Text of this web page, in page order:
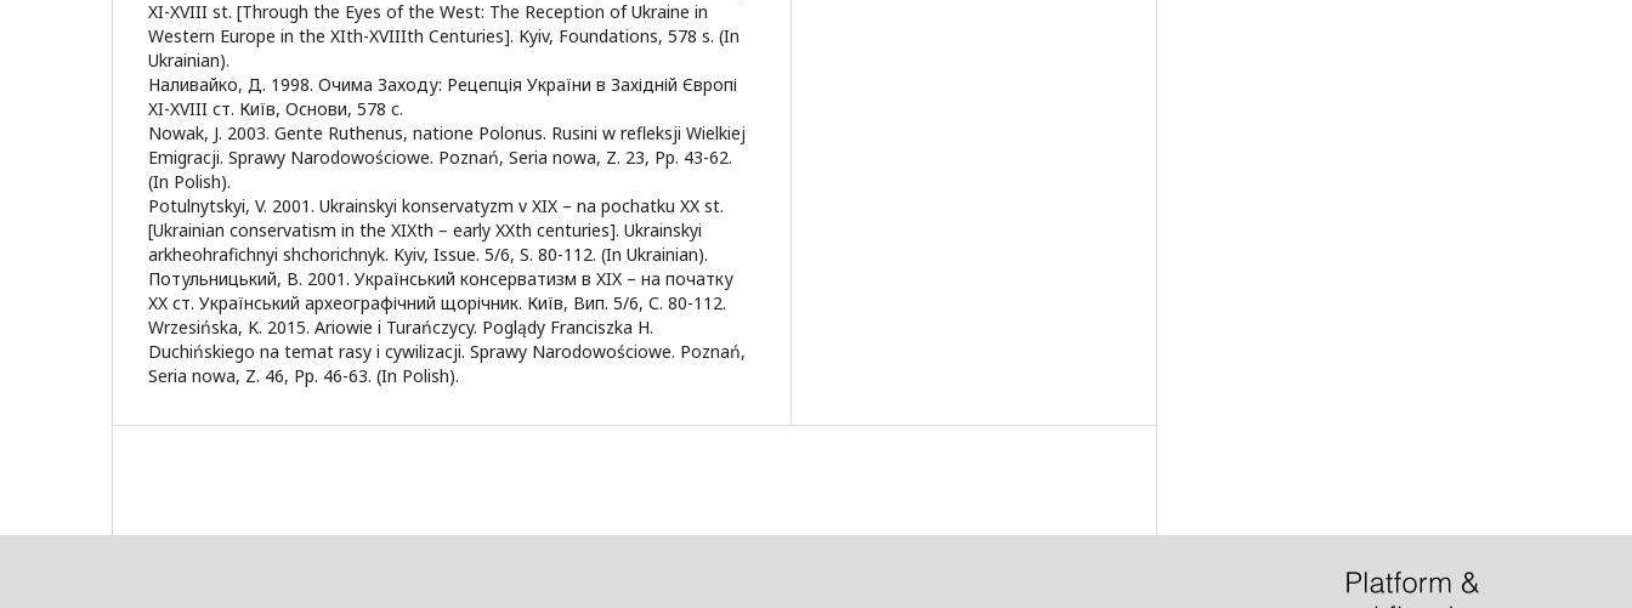
XI-XVIII st. [Through the Eyes of the West: The Reception of Ukraine in
Western Europe in the XIth-XVIIIth Centuries]. Kyiv, Foundations, 578 s. (In
Ukrainian).
Наливайко, Д. 1998. Очима Заходу: Рецепція України в Західній Європі
XI-XVIII ст. Київ, Основи, 578 c.
Nowak, J. 2003. Gente Ruthenus, natione Polonus. Rusini w refleksji Wielkiej
Emigracji. Sprawy Narodowościowe. Poznań, Seria nowa, Z. 23, Pp. 43-62.
(In Polish).
Potulnytskyi, V. 2001. Ukrainskyi konservatyzm v XIX – na pochatku XX st.
[Ukrainian conservatism in the XIXth – early XXth centuries]. Ukrainskyi
arkheohrafichnyi shchorichnyk. Kyiv, Issue. 5/6, S. 80-112. (In Ukrainian).
Потульницький, В. 2001. Український консерватизм в XIX – на початку
XX ст. Український археографічний щорічник. Київ, Вип. 5/6, С. 80-112.
Wrzesińska, K. 2015. Ariowie i Turańczycy. Poglądy Franciszka H.
Duchińskiego na temat rasy i cywilizacji. Sprawy Narodowościowe. Poznań,
Seria nowa, Z. 46, Рp. 46-63. (In Polish).